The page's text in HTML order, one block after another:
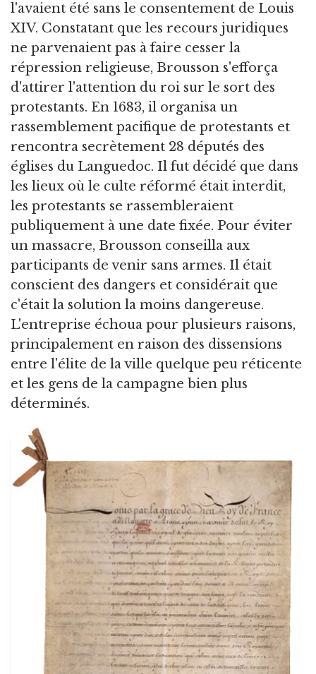
l'avaient été sans le consentement de Louis
XIV. Constatant que les recours juridiques
ne parvenaient pas à faire cesser la
répression religieuse, Brousson s'efforça
d'attirer l'attention du roi sur le sort des
protestants. En 1683, il organisa un
rassemblement pacifique de protestants et
rencontra secrètement 28 députés des
églises du Languedoc. Il fut décidé que dans
les lieux où le culte réformé était interdit,
les protestants se rassembleraient
publiquement à une date fixée. Pour éviter
un massacre, Brousson conseilla aux
participants de venir sans armes. Il était
conscient des dangers et considérait que
c'était la solution la moins dangereuse.
L'entreprise échoua pour plusieurs raisons,
principalement en raison des dissensions
entre l'élite de la ville quelque peu réticente
et les gens de la campagne bien plus
déterminés.